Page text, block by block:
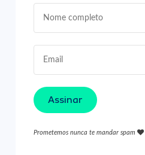
Assinar
Prometemos nunca te mandar spam